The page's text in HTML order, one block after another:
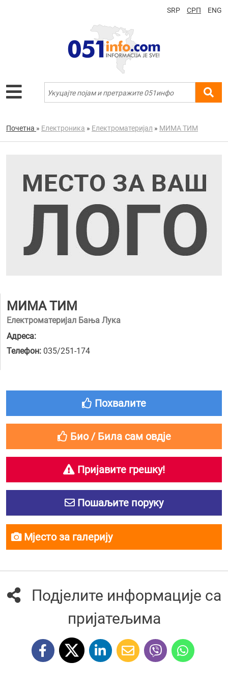
SRP СРП ENG
Почетна » Електроника » Електроматеријал » МИМА ТИМ
МИМА ТИМ
Електроматеријал Бања Лука
Адреса:
Телефон: 035/251-174
Похвалите
Био / Била сам овдје
Пријавите грешку!
Пошаљите поруку
Мјесто за галерију
Подјелите информације са
пријатељима